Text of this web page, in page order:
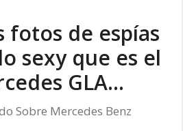
fotos de espías
sexy que es el
GLA…
Sobre Mercedes Benz